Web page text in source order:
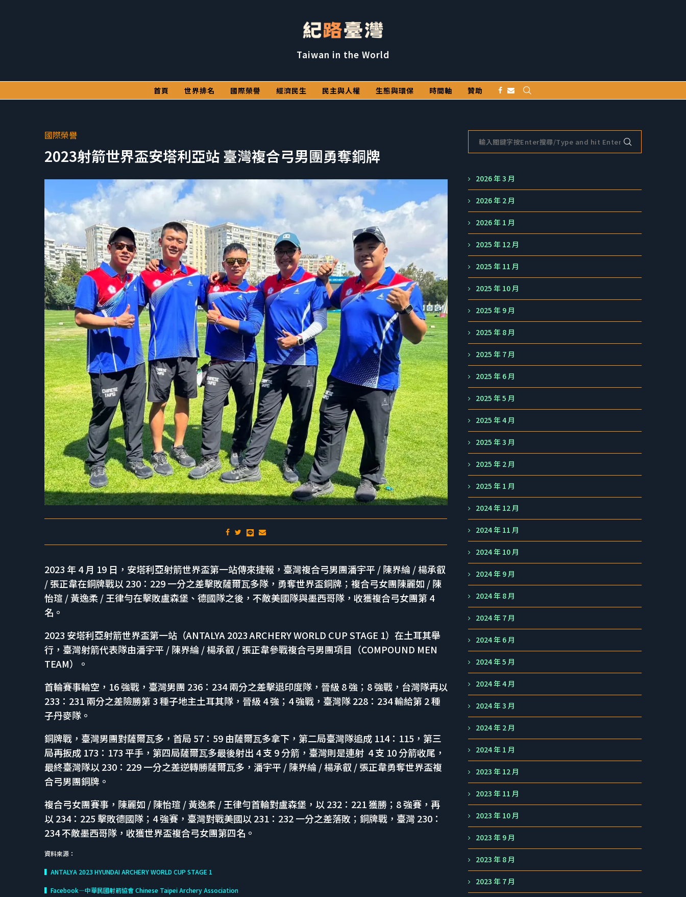
Taiwan in the World
首頁 世界排名 國際榮譽 經濟民生 民主與人權 生態與環保 時間軸 贊助
國際榮譽
2023射箭世界盃安塔利亞站 臺灣複合弓男團勇奪銅牌
2023 年 4 月 19 日，安塔利亞射箭世界盃第一站傳來捷報，臺灣複合弓男團潘宇平 / 陳界綸 / 楊承叡
/ 張正韋在銅牌戰以 230：229 一分之差擊敗薩爾瓦多隊，勇奪世界盃銅牌；複合弓女團陳麗如 / 陳
怡瑄 / 黃逸柔 / 王律勻在擊敗盧森堡、德國隊之後，不敵美國隊與墨西哥隊，收獲複合弓女團第 4
名。
2023 安塔利亞射箭世界盃第一站（ANTALYA 2023 ARCHERY WORLD CUP STAGE 1）在土耳其舉
行，臺灣射箭代表隊由潘宇平 / 陳界綸 / 楊承叡 / 張正韋參戰複合弓男團項目（COMPOUND MEN
TEAM）。
首輪賽事輪空，16 強戰，臺灣男團 236：234 兩分之差擊退印度隊，晉級 8 強；8 強戰，台灣隊再以
233：231 兩分之差險勝第 3 種子地主土耳其隊，晉級 4 強；4 強戰，臺灣隊 228：234 輸給第 2 種
子丹麥隊。
銅牌戰，臺灣男團對薩爾瓦多，首局 57：59 由薩爾瓦多拿下，第二局臺灣隊追成 114：115，第三
局再扳成 173：173 平手，第四局薩爾瓦多最後射出 4 支 9 分箭，臺灣則是連射 4 支 10 分箭收尾，
最終臺灣隊以 230：229 一分之差逆轉勝薩爾瓦多，潘宇平 / 陳界綸 / 楊承叡 / 張正韋勇奪世界盃複
合弓男團銅牌。
複合弓女團賽事，陳麗如 / 陳怡瑄 / 黃逸柔 / 王律勻首輪對盧森堡，以 232：221 獲勝；8 強賽，再
以 234：225 擊敗德國隊；4 強賽，臺灣對戰美國以 231：232 一分之差落敗；銅牌戰，臺灣 230：
234 不敵墨西哥隊，收獲世界盃複合弓女團第四名。
資料來源：
▍ANTALYA 2023 HYUNDAI ARCHERY WORLD CUP STAGE 1
▍Facebook—中華民國射箭協會 Chinese Taipei Archery Association
2026 年 3 月
2026 年 2 月
2026 年 1 月
2025 年 12 月
2025 年 11 月
2025 年 10 月
2025 年 9 月
2025 年 8 月
2025 年 7 月
2025 年 6 月
2025 年 5 月
2025 年 4 月
2025 年 3 月
2025 年 2 月
2025 年 1 月
2024 年 12 月
2024 年 11 月
2024 年 10 月
2024 年 9 月
2024 年 8 月
2024 年 7 月
2024 年 6 月
2024 年 5 月
2024 年 4 月
2024 年 3 月
2024 年 2 月
2024 年 1 月
2023 年 12 月
2023 年 11 月
2023 年 10 月
2023 年 9 月
2023 年 8 月
2023 年 7 月